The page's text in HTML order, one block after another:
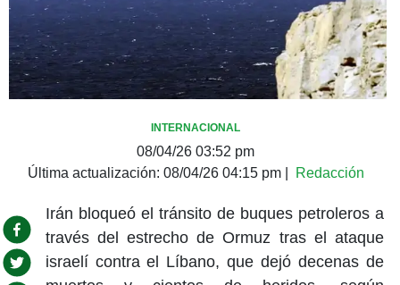
INTERNACIONAL
08/04/26 03:52 pm
Última actualización: 08/04/26 04:15 pm| Redacción
Irán bloqueó el tránsito de buques petroleros a
través del estrecho de Ormuz tras el ataque
israelí contra el Líbano, que dejó decenas de